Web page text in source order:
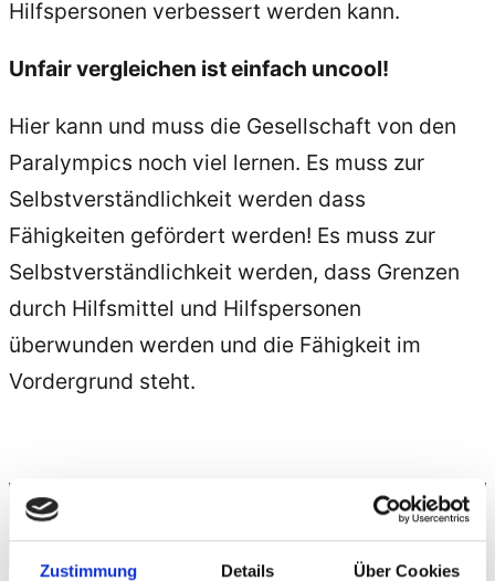
Zustimmung Details Über Cookies
Hilfspersonen verbessert werden kann.
Unfair vergleichen ist einfach uncool!
Hier kann und muss die Gesellschaft von den
Paralympics noch viel lernen. Es muss zur
Selbstverständlichkeit werden dass
Fähigkeiten gefördert werden! Es muss zur
Selbstverständlichkeit werden, dass Grenzen
durch Hilfsmittel und Hilfspersonen
überwunden werden und die Fähigkeit im
Vordergrund steht.
Behindert sein ist cool und kommt
ausführlich im Fernsehen